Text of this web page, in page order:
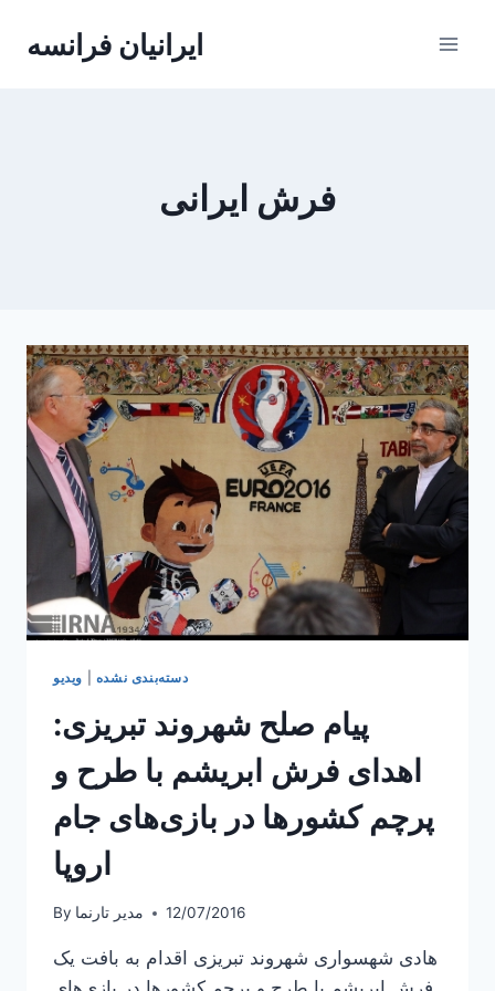
ایرانیان فرانسه
فرش ایرانی
دسته‌بندی نشده ویدیو
پیام صلح شهروند تبریزی:
اهدای فرش ابریشم با طرح و
پرچم کشورها در بازی‌های جام
اروپا
By مدیر تارنما 12/07/2016
هادی شهسواری شهروند تبریزی اقدام به بافت یک